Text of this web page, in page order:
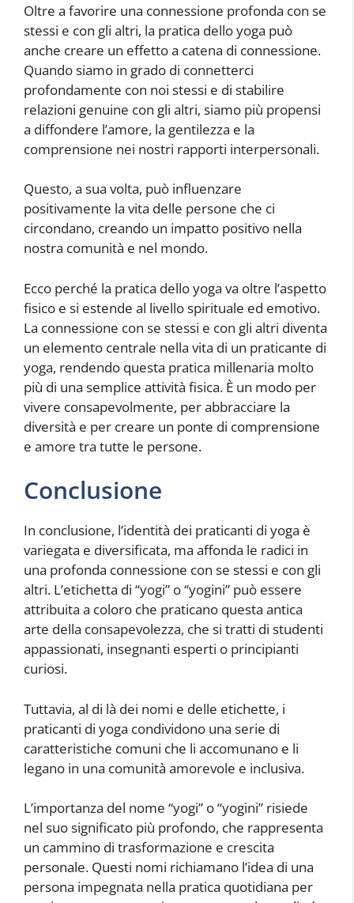
Oltre a favorire una connessione profonda con se
stessi e con gli altri, la pratica dello yoga può
anche creare un effetto a catena di connessione.
Quando siamo in grado di connetterci
profondamente con noi stessi e di stabilire
relazioni genuine con gli altri, siamo più propensi
a diffondere l’amore, la gentilezza e la
comprensione nei nostri rapporti interpersonali.
Questo, a sua volta, può influenzare
positivamente la vita delle persone che ci
circondano, creando un impatto positivo nella
nostra comunità e nel mondo.
Ecco perché la pratica dello yoga va oltre l’aspetto
fisico e si estende al livello spirituale ed emotivo.
La connessione con se stessi e con gli altri diventa
un elemento centrale nella vita di un praticante di
yoga, rendendo questa pratica millenaria molto
più di una semplice attività fisica. È un modo per
vivere consapevolmente, per abbracciare la
diversità e per creare un ponte di comprensione
e amore tra tutte le persone.
Conclusione
In conclusione, l’identità dei praticanti di yoga è
variegata e diversificata, ma affonda le radici in
una profonda connessione con se stessi e con gli
altri. L’etichetta di “yogi” o “yogini” può essere
attribuita a coloro che praticano questa antica
arte della consapevolezza, che si tratti di studenti
appassionati, insegnanti esperti o principianti
curiosi.
Tuttavia, al di là dei nomi e delle etichette, i
praticanti di yoga condividono una serie di
caratteristiche comuni che li accomunano e li
legano in una comunità amorevole e inclusiva.
L’importanza del nome “yogi” o “yogini” risiede
nel suo significato più profondo, che rappresenta
un cammino di trasformazione e crescita
personale. Questi nomi richiamano l’idea di una
persona impegnata nella pratica quotidiana per